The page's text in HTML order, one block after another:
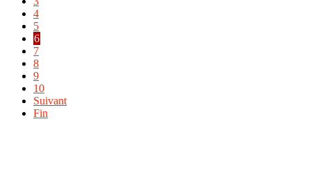
4
5
6
7
8
9
10
Suivant
Fin